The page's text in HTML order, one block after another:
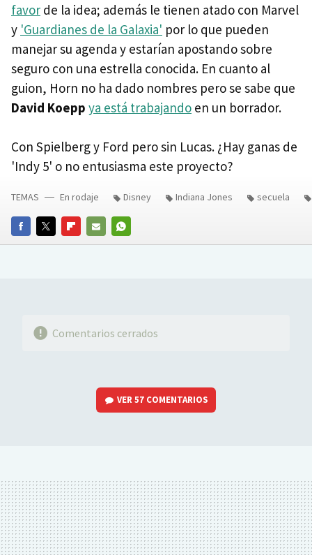
favor de la idea; además le tienen atado con Marvel
y 'Guardianes de la Galaxia' por lo que pueden
manejar su agenda y estarían apostando sobre
seguro con una estrella conocida. En cuanto al
guion, Horn no ha dado nombres pero se sabe que
David Koepp ya está trabajando en un borrador.
Con Spielberg y Ford pero sin Lucas. ¿Hay ganas de
'Indy 5' o no entusiasma este proyecto?
FACEBOOKTWITTERFLIPBOARD
E-
WHATSAPP
TEMAS En rodaje Disney Indiana Jones secuela
Comentarios cerrados
VER57 COMENTARIOS